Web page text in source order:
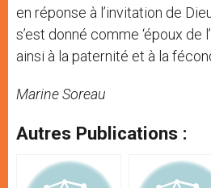
en réponse à l’invitation de
s’est donné comme ‘époux de
ainsi à la paternité et à la
Marine Soreau
Autres Publications :